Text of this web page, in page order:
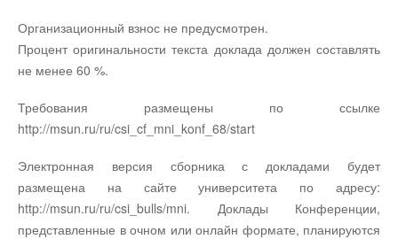
Организационный взнос не предусмотрен.
Процент оригинальности текста доклада должен составлять
не менее 60 %.
Требования размещены по ссылке
http://msun.ru/ru/csi_cf_mni_konf_68/start
Электронная версия сборника с докладами будет
размещена на сайте университета по адресу:
http://msun.ru/ru/csi_bulls/mni. Доклады Конференции,
представленные в очном или онлайн формате, планируются